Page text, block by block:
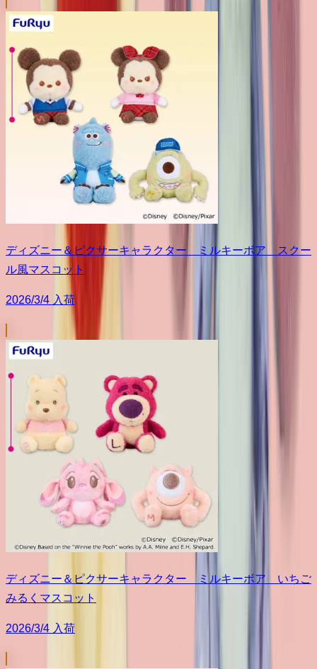
ディズニー＆ピクサーキャラクター ミルキーボア スクー
ル風マスコット
2026/3/4 入荷
ディズニー＆ピクサーキャラクター ミルキーボア いちご
みるくマスコット
2026/3/4 入荷